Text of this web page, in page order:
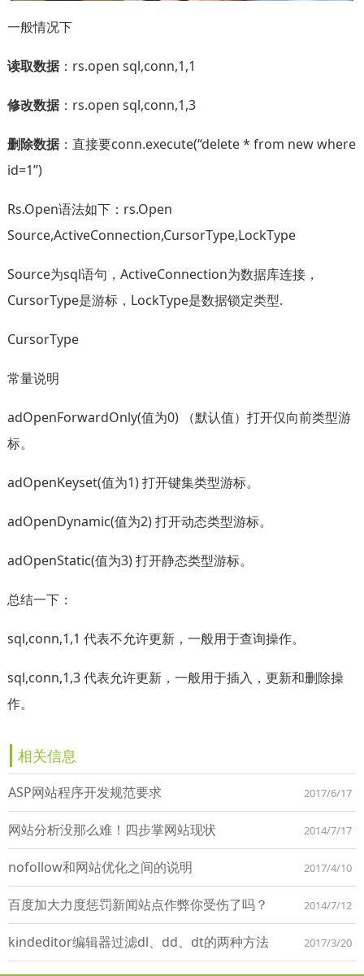
一般情况下
读取数据：rs.open sql,conn,1,1
修改数据：rs.open sql,conn,1,3
删除数据：直接要conn.execute(“delete * from new where
id=1”)
Rs.Open语法如下：rs.Open
Source,ActiveConnection,CursorType,LockType
Source为sql语句，ActiveConnection为数据库连接，
CursorType是游标，LockType是数据锁定类型.
CursorType
常量说明
adOpenForwardOnly(值为0) （默认值）打开仅向前类型游
标。
adOpenKeyset(值为1) 打开键集类型游标。
adOpenDynamic(值为2) 打开动态类型游标。
adOpenStatic(值为3) 打开静态类型游标。
总结一下：
sql,conn,1,1 代表不允许更新，一般用于查询操作。
sql,conn,1,3 代表允许更新，一般用于插入，更新和删除操
作。
相关信息
ASP网站程序开发规范要求 2017/6/17
网站分析没那么难！四步掌网站现状 2014/7/17
nofollow和网站优化之间的说明 2017/4/10
百度加大力度惩罚新闻站点作弊你受伤了吗？ 2014/7/12
kindeditor编辑器过滤dl、dd、dt的两种方法 2017/3/20